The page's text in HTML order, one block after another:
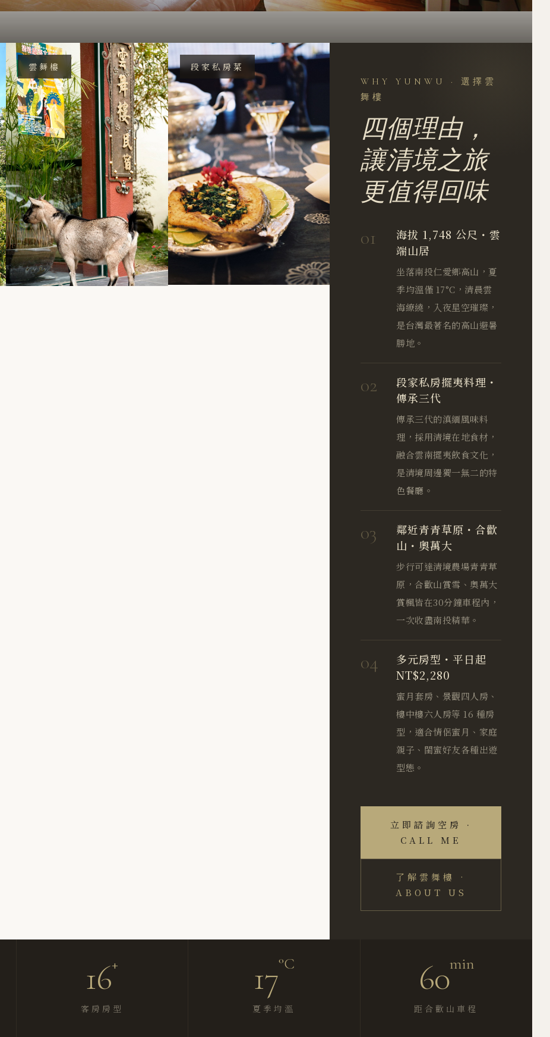
雲舞樓 段家私房菜
WHY YUNWU · 選擇雲
舞樓
四個理由，
讓清境之旅
更值得回味
01
海拔 1,748 公尺・雲
端山居
坐落南投仁愛鄉高山，夏
季均溫僅 17°C，清晨雲
海繚繞，入夜星空璀璨，
是台灣最著名的高山避暑
勝地。
02
段家私房擺夷料理・
傳承三代
傳承三代的滇緬風味料
理，採用清境在地食材，
融合雲南擺夷飲食文化，
是清境周邊獨一無二的特
色餐廳。
03
鄰近青青草原・合歡
山・奧萬大
步行可達清境農場青青草
原，合歡山賞雪、奧萬大
賞楓皆在30分鐘車程內，
一次收盡南投精華。
04
多元房型・平日起
NT$2,280
蜜月套房、景觀四人房、
樓中樓六人房等 16 種房
型，適合情侶蜜月、家庭
親子、閨蜜好友各種出遊
型態。
立即諮詢空房 ·
CALL ME
了解雲舞樓 ·
ABOUT US
16+
客房房型
17°C
夏季均溫
60min
距合歡山車程